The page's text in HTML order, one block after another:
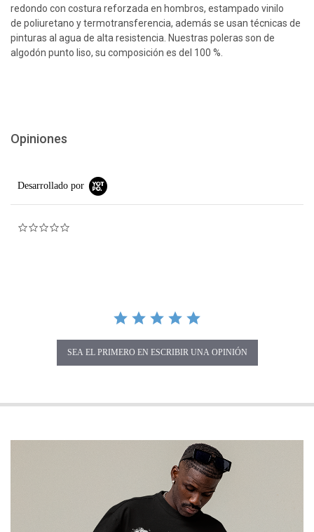
redondo con costura reforzada en hombros, estampado vinilo
de poliuretano y termotransferencia, además se usan técnicas de
pinturas al agua de alta resistencia. Nuestras poleras son de
algodón punto liso, su composición es del 100 %.
Opiniones
Desarrollado por
SEA EL PRIMERO EN ESCRIBIR UNA OPINIÓN